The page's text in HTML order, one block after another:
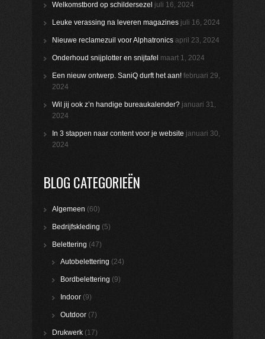
Welkomstbord op schildersezel juli 16, 2024
Leuke verassing na leveren magazines juli 16, 2024
Nieuwe reclamezuil voor Alphatronics april 23, 2024
Onderhoud snijplotter en snijtafel maart 1, 2024
Een nieuw ontwerp. SaniQ durft het aan! februari 29,
2024
Wil jij ook z’n handige bureaukalender? januari 31,
2024
In 3 stappen naar content voor je website januari 30,
2024
BLOG CATEGORIEËN
Algemeen (60)
Bedrijfskleding (5)
Belettering (47)
Autobelettering (24)
Bordbelettering (9)
Indoor (9)
Outdoor (7)
Drukwerk (17)